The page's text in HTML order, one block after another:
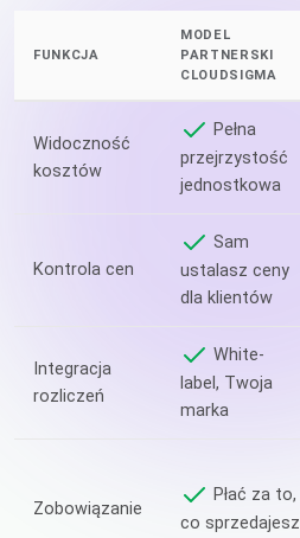
FUNKCJA
MODEL
PARTNERSKI
CLOUDSIGMA
Widoczność
kosztów
Pełna
przejrzystość
jednostkowa
Kontrola cen
Sam
ustalasz ceny
dla klientów
Integracja
rozliczeń
White-
label, Twoja
marka
Zobowiązanie
Płać za to,
co sprzedajesz